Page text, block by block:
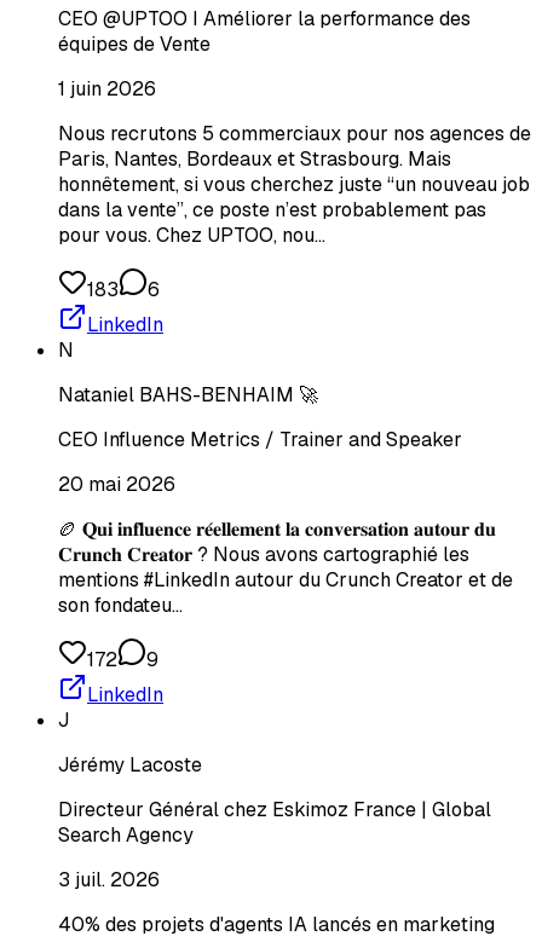
CEO @UPTOO I Améliorer la performance des
équipes de Vente
1 juin 2026
Nous recrutons 5 commerciaux pour nos agences de
Paris, Nantes, Bordeaux et Strasbourg. Mais
honnêtement, si vous cherchez juste “un nouveau job
dans la vente”, ce poste n’est probablement pas
pour vous. Chez UPTOO, nou…
183
6
LinkedIn
N
Nataniel BAHS-BENHAIM 🚀
CEO Influence Metrics / Trainer and Speaker
20 mai 2026
🏉 𝐐𝐮𝐢 𝐢𝐧𝐟𝐥𝐮𝐞𝐧𝐜𝐞 𝐫𝐞́𝐞𝐥𝐥𝐞𝐦𝐞𝐧𝐭 𝐥𝐚 𝐜𝐨𝐧𝐯𝐞𝐫𝐬𝐚𝐭𝐢𝐨𝐧 𝐚𝐮𝐭𝐨𝐮𝐫 𝐝𝐮
𝐂𝐫𝐮𝐧𝐜𝐡 𝐂𝐫𝐞𝐚𝐭𝐨𝐫 ? Nous avons cartographié les
mentions #LinkedIn autour du Crunch Creator et de
son fondateu…
172
9
LinkedIn
J
Jérémy Lacoste
Directeur Général chez Eskimoz France | Global
Search Agency
3 juil. 2026
40% des projets d'agents IA lancés en marketing